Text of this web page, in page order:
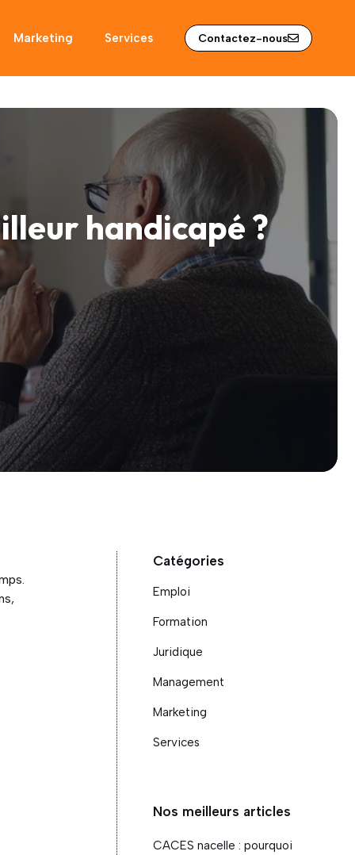
Marketing Services Contactez-nous
handicapé ?
Catégories
Emploi
Formation
Juridique
Management
Marketing
Services
Nos meilleurs articles
CACES nacelle : pourquoi